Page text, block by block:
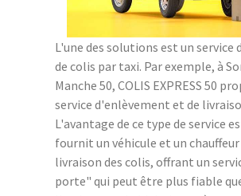
L'une des solutions est un service
de colis par taxi. Par exemple, à
Manche 50, COLIS EXPRESS 50
service d'enlèvement et de
L'avantage de ce type de service
fournit un véhicule et un chauffeur
livraison des colis, offrant un
porte" qui peut être plus fiable